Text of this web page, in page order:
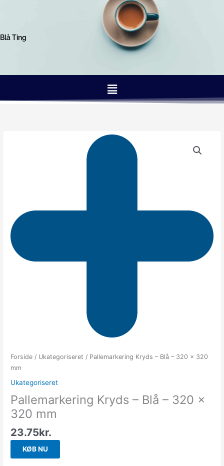
Blå Ting
Menu
Forside / Ukategoriseret / Pallemarkering Kryds – Blå – 320 x 320
mm
Ukategoriseret
Pallemarkering Kryds – Blå – 320 x
320 mm
23.75kr.
KØB NU